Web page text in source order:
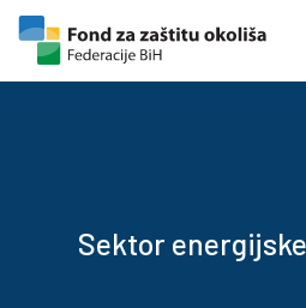
Skip to content
Skip to footer
Sektor